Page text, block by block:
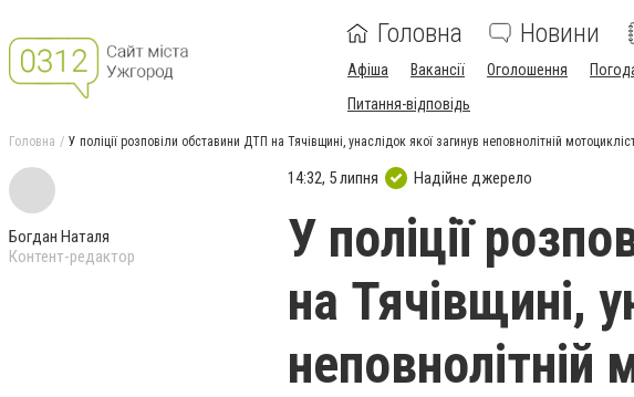
Головна Новини
Афіша Вакансії Оголошення
Питання-відповідь
Головна У поліції розповіли обставини ДТП на Тячівщині, унаслідок якої загинув неповнолітній
Богдан Наталя
Контент-редактор
14:32, 5 липня Надійне джерело
У поліції
на Тячівщині,
неповнолітній